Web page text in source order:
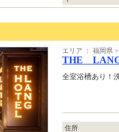
エリア ： 福岡県
THE
全室浴槽あり！
住所